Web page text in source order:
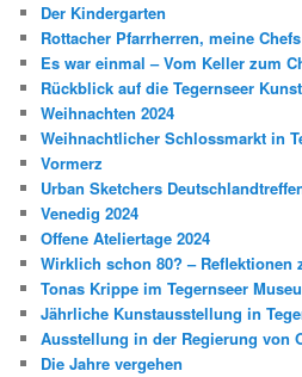
Der Kindergarten
Rottacher Pfarrherren, meine Chefs
Es war einmal – Vom Keller zum
Rückblick auf die Tegernseer
Weihnachten 2024
Weihnachtlicher Schlossmarkt in
Vormerz
Urban Sketchers
Venedig 2024
Offene Ateliertage 2024
Wirklich schon 80? – Reflektionen
Tonas Krippe im Tegernseer
Jährliche Kunstausstellung in
Ausstellung in der Regierung von
Die Jahre vergehen